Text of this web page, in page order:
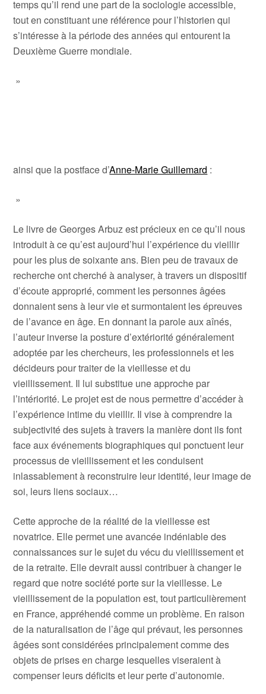
temps qu’il rend une part de la sociologie accessible,
tout en constituant une référence pour l’historien qui
s’intéresse à la période des années qui entourent la
Deuxième Guerre mondiale.
»
ainsi que la postface d’Anne-Marie Guillemard :
»
Le livre de Georges Arbuz est précieux en ce qu’il nous
introduit à ce qu’est aujourd’hui l’expérience du vieillir
pour les plus de soixante ans. Bien peu de travaux de
recherche ont cherché à analyser, à travers un dispositif
d’écoute approprié, comment les personnes âgées
donnaient sens à leur vie et surmontaient les épreuves
de l’avance en âge. En donnant la parole aux aînés,
l’auteur inverse la posture d’extériorité généralement
adoptée par les chercheurs, les professionnels et les
décideurs pour traiter de la vieillesse et du
vieillissement. Il lui substitue une approche par
l’intériorité. Le projet est de nous permettre d’accéder à
l’expérience intime du vieillir. Il vise à comprendre la
subjectivité des sujets à travers la manière dont ils font
face aux événements biographiques qui ponctuent leur
processus de vieillissement et les conduisent
inlassablement à reconstruire leur identité, leur image de
soi, leurs liens sociaux…
Cette approche de la réalité de la vieillesse est
novatrice. Elle permet une avancée indéniable des
connaissances sur le sujet du vécu du vieillissement et
de la retraite. Elle devrait aussi contribuer à changer le
regard que notre société porte sur la vieillesse. Le
vieillissement de la population est, tout particulièrement
en France, appréhendé comme un problème. En raison
de la naturalisation de l’âge qui prévaut, les personnes
âgées sont considérées principalement comme des
objets de prises en charge lesquelles viseraient à
compenser leurs déficits et leur perte d’autonomie.